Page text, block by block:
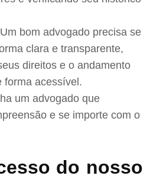
bom advogado precisa se
clara e transparente,
direitos e o andamento
forma acessível.
um advogado que
e se importe com o
do nosso